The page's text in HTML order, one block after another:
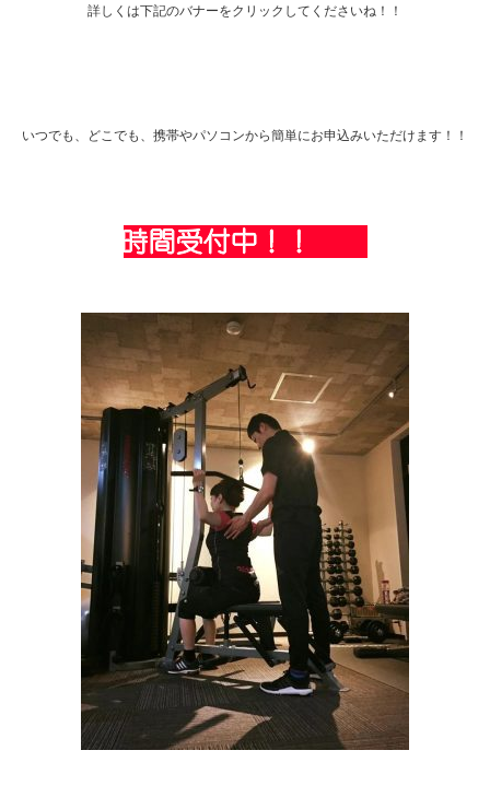
詳しくは下記のバナーをクリックしてくださいね！！
いつでも、どこでも、携帯やパソコンから簡単にお申込みいただけます！！